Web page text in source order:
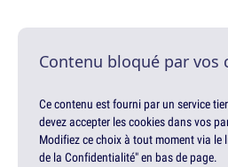
Contenu bloqué par vos
Ce contenu est fourni par un service
devez accepter les cookies dans vos
Modifiez ce choix à tout moment via le
de la Confidentialité" en bas de page.